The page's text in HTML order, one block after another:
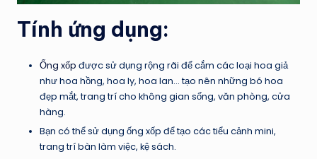
Tính ứng dụng:
Ống xốp được sử dụng rộng rãi để cắm các loại hoa giả
như hoa hồng, hoa ly, hoa lan… tạo nên những bó hoa
đẹp mắt, trang trí cho không gian sống, văn phòng, cửa
hàng.
Bạn có thể sử dụng ống xốp để tạo các tiểu cảnh mini,
trang trí bàn làm việc, kệ sách.